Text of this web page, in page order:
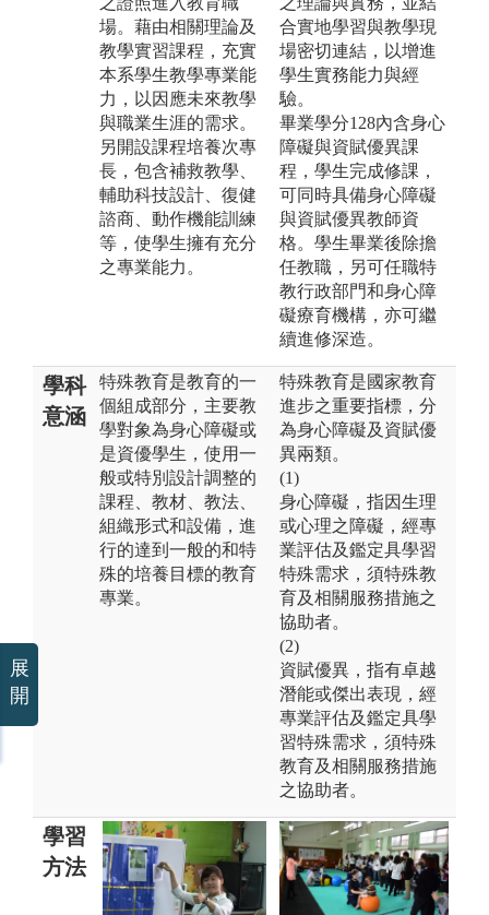
場。藉由相關理論及
教學實習課程，充實
本系學生教學專業能
力，以因應未來教學
與職業生涯的需求。
另開設課程培養次專
長，包含補救教學、
輔助科技設計、復健
諮商、動作機能訓練
等，使學生擁有充分
之專業能力。
合實地學習與教學現
場密切連結，以增進
學生實務能力與經
驗。
畢業學分128內含身心
障礙與資賦優異課
程，學生完成修課，
可同時具備身心障礙
與資賦優異教師資
格。學生畢業後除擔
任教職，另可任職特
教行政部門和身心障
礙療育機構，亦可繼
續進修深造。
學科
意涵
特殊教育是教育的一
個組成部分，主要教
學對象為身心障礙或
是資優學生，使用一
般或特別設計調整的
課程、教材、教法、
組織形式和設備，進
行的達到一般的和特
殊的培養目標的教育
專業。
特殊教育是國家教育
進步之重要指標，分
為身心障礙及資賦優
異兩類。
(1)
身心障礙，指因生理
或心理之障礙，經專
業評估及鑑定具學習
特殊需求，須特殊教
育及相關服務措施之
協助者。
(2)
資賦優異，指有卓越
潛能或傑出表現，經
專業評估及鑑定具學
習特殊需求，須特殊
教育及相關服務措施
之協助者。
學習
方法
未上傳圖片
展
開